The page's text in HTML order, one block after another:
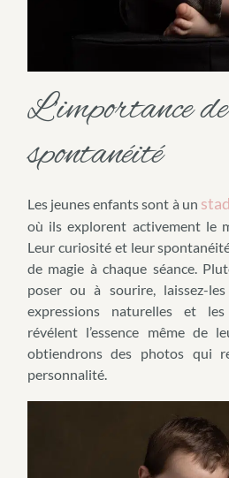
L’importance
spontanéité
Les jeunes enfants sont à un
où ils explorent activement le
Leur curiosité et leur
de magie à chaque séance.
poser ou à sourire, laissez-
expressions naturelles et
révélent l’essence même de
obtiendrons des photos qui
personnalité.